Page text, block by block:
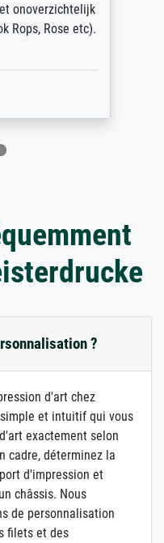
onoverzichtelijk
Rops, Rose etc).
?
d'art chez
et intuitif qui vous
exactement selon
cadre, déterminez la
d'impression et
châssis. Nous
de personnalisation
filets et des